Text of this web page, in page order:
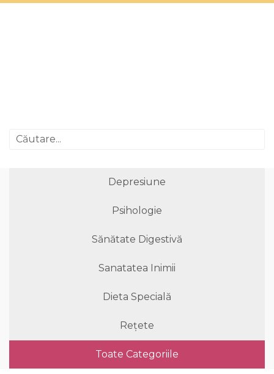
Depresiune
Psihologie
Sănătate Digestivă
Sanatatea Inimii
Dieta Specială
Rețete
Toate Categoriile